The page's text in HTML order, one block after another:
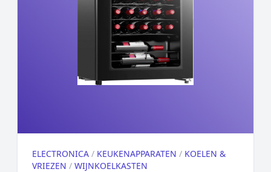
ELECTRONICA / KEUKENAPPARATEN / KOELEN &
VRIEZEN / WIJNKOELKASTEN